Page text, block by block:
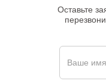
Оставьте